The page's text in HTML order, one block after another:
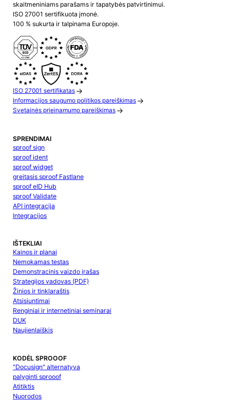
skaitmeniniams parašams ir tapatybės patvirtinimui.
ISO 27001 sertifikuota įmonė.
100 % sukurta ir talpinama Europoje.
ISO 27001 sertifikatas
Informacijos saugumo politikos pareiškimas
Svetainės prieinamumo pareiškimas
SPRENDIMAI
sproof sign
sproof ident
sproof widget
greitasis sproof Fastlane
sproof eID Hub
sproof Validate
API integracija
Integracijos
IŠTEKLIAI
Kainos ir planai
Nemokamas testas
Demonstracinis vaizdo įrašas
Strategijos vadovas (PDF)
Žinios ir tinklaraštis
Atsisiuntimai
Renginiai ir internetiniai seminarai
DUK
Naujienlaiškis
KODĖL SPROOOF
"Docusign" alternatyva
palyginti sprooof
Atitiktis
Nuorodos